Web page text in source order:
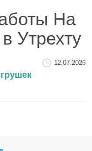
На
Утрехту
12.07.2026